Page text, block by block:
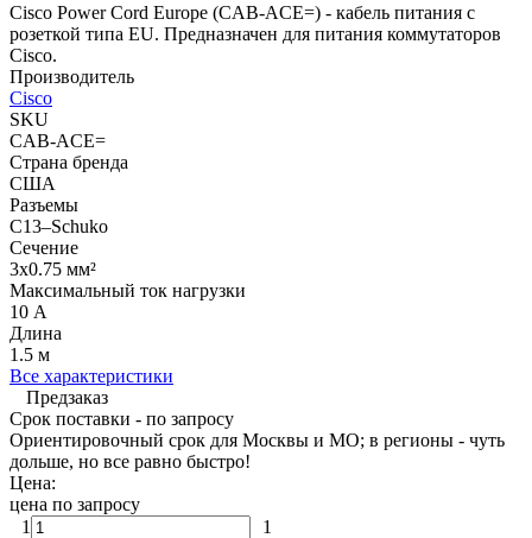
Cisco Power Cord Europe (CAB-ACE=) - кабель питания с
розеткой типа EU. Предназначен для питания коммутаторов
Cisco.
Производитель
Cisco
SKU
CAB-ACE=
Страна бренда
США
Разъемы
C13–Schuko
Сечение
3x0.75 мм²
Максимальный ток нагрузки
10 А
Длина
1.5 м
Все характеристики
Предзаказ
Срок поставки - по запросу
Ориентировочный срок для Москвы и МО; в регионы - чуть
дольше, но все равно быстро!
Цена:
цена по запросу
1
1